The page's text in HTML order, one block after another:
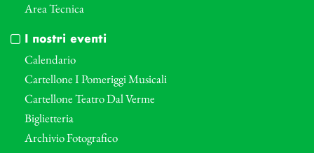
Area Tecnica
I nostri eventi
Calendario
Cartellone I Pomeriggi Musicali
Cartellone Teatro Dal Verme
Biglietteria
Archivio Fotografico